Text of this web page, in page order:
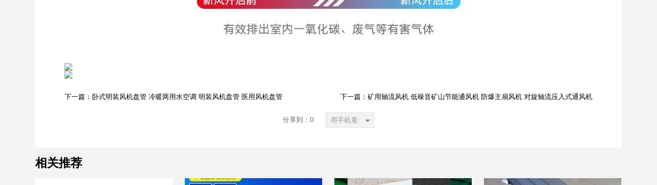
下一篇：卧式明装风机盘管 冷暖两用水空调 明装风机盘管 医用风机盘管 下一篇：矿用轴流风机 低噪音矿山节能通风机 防爆主扇风机 对旋轴流压入式通风机
分享到： 0 用手机看
相关推荐